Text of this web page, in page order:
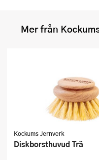
Mer från
Kockums Jernverk
Diskborsthuvud Trä